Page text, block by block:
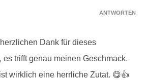
Dank für dieses
trifft genau meinen Geschmack.
wirklich eine herrliche Zutat. 😋👍
ANTWORTEN